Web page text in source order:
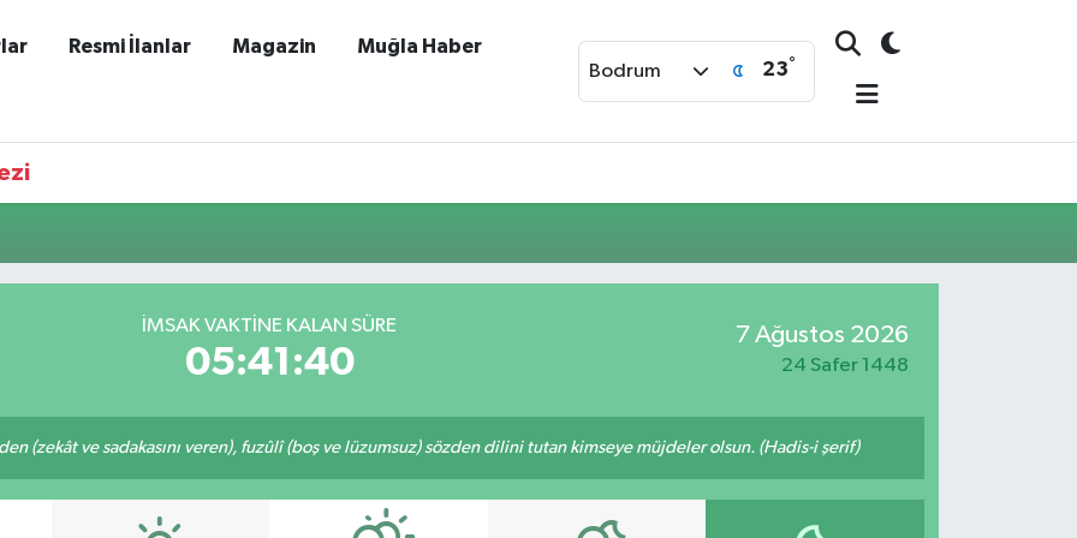
Resmi İlanlar Magazin Muğla Haber
Bodrum 23°
İMSAK VAKTINE KALAN SÜRE
05:41:40
7 Ağustos 2026
24 Safer 1448
(zekât ve sadakasını veren), fuzûlî (boş ve lüzumsuz) sözden dilini tutan kimseye müjdeler olsun. (Hadis-i şerif)